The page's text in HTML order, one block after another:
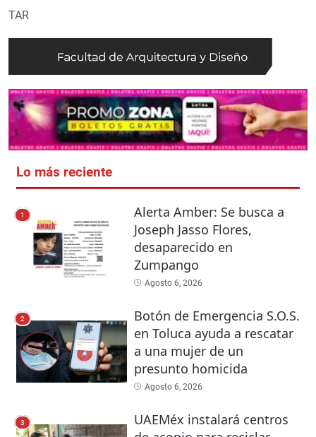
TAR
Lo más reciente
1
Alerta Amber: Se busca a
Joseph Jasso Flores,
desaparecido en
Zumpango
Agosto 6, 2026
2
Botón de Emergencia S.O.S.
en Toluca ayuda a rescatar
a una mujer de un
presunto homicida
Agosto 6, 2026
3
UAEMéx instalará centros